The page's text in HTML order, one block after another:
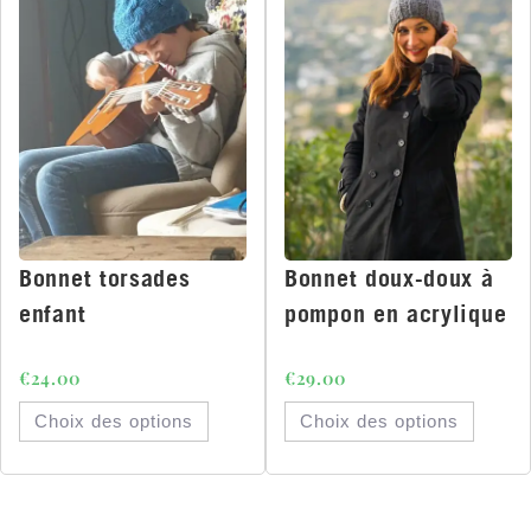
Bonnet torsades
enfant
€24.00
Choix des options
Bonnet doux-doux à
pompon en acrylique
€29.00
Choix des options